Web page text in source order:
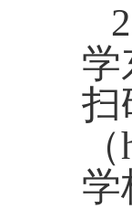
学
扫
（
学